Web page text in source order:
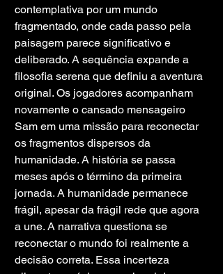
contemplativa por um mundo
fragmentado, onde cada passo pela
paisagem parece significativo e
deliberado. A sequência expande a
filosofia serena que definiu a aventura
original. Os jogadores acompanham
novamente o cansado mensageiro
Sam em uma missão para reconectar
os fragmentos dispersos da
humanidade. A história se passa
meses após o término da primeira
jornada. A humanidade permanece
frágil, apesar da frágil rede que agora
a une. A narrativa questiona se
reconectar o mundo foi realmente a
decisão correta. Essa incerteza